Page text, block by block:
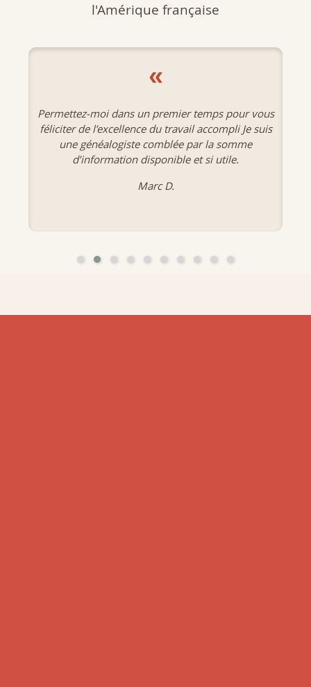
l'Amérique française
«
Permettez-moi dans un premier temps pour vous
féliciter de l’excellence du travail accompli Je suis
une généalogiste comblée par la somme
d’information disponible et si utile.
Marc D.